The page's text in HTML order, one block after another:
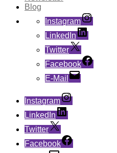
Blog
Instagram
LinkedIn
Twitter
Facebook
E-Mail
Instagram
LinkedIn
Twitter
Facebook